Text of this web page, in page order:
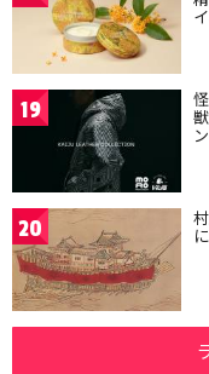
19
20